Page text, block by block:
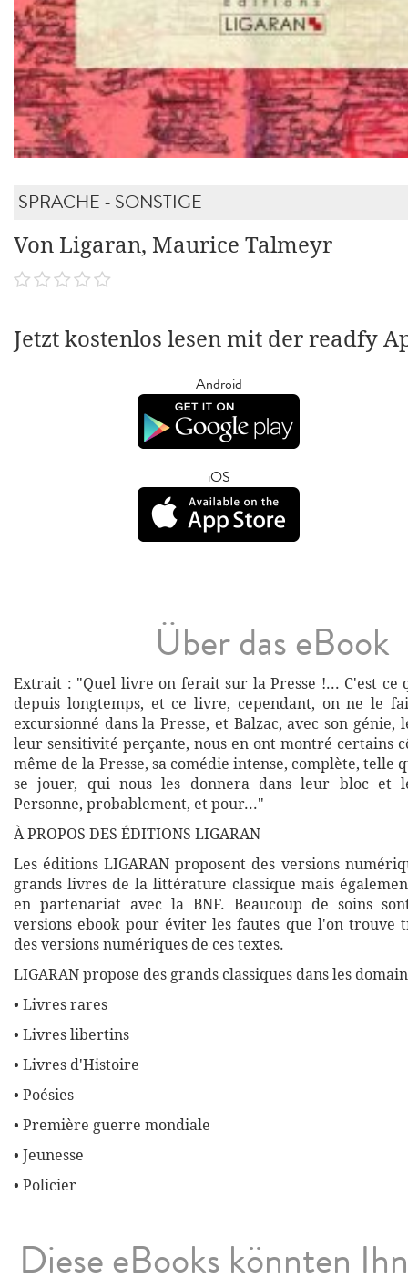
SPRACHE - SONSTIGE
Von Ligaran, Maurice Talmeyr
Jetzt kostenlos lesen mit der readfy
Android
iOS
Über das eBook
Extrait : "Quel livre on ferait sur la Presse !... C'est ce
depuis longtemps, et ce livre, cependant, on ne le
excursionné dans la Presse, et Balzac, avec son génie,
leur sensitivité perçante, nous en ont montré certains
même de la Presse, sa comédie intense, complète, telle
se jouer, qui nous les donnera dans leur bloc et
Personne, probablement, et pour..."
À PROPOS DES ÉDITIONS LIGARAN
Les éditions LIGARAN proposent des versions
grands livres de la littérature classique mais
en partenariat avec la BNF. Beaucoup de soins
versions ebook pour éviter les fautes que l'on trouve
des versions numériques de ces textes.
LIGARAN propose des grands classiques dans les
• Livres rares
• Livres libertins
• Livres d'Histoire
• Poésies
• Première guerre mondiale
• Jeunesse
• Policier
Diese eBooks könnten